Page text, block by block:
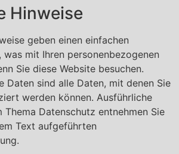
Hinweise
geben einen einfachen
mit Ihren personenbezogenen
Sie diese Website besuchen.
Daten sind alle Daten, mit denen Sie
werden können. Ausführliche
Thema Datenschutz entnehmen Sie
Text aufgeführten